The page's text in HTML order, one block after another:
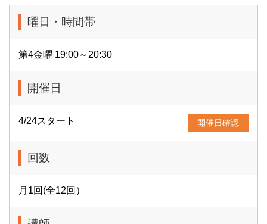
曜日・時間帯
第4金曜 19:00～20:30
開催日
4/24スタート 開催日確認
回数
月1回(全12回）